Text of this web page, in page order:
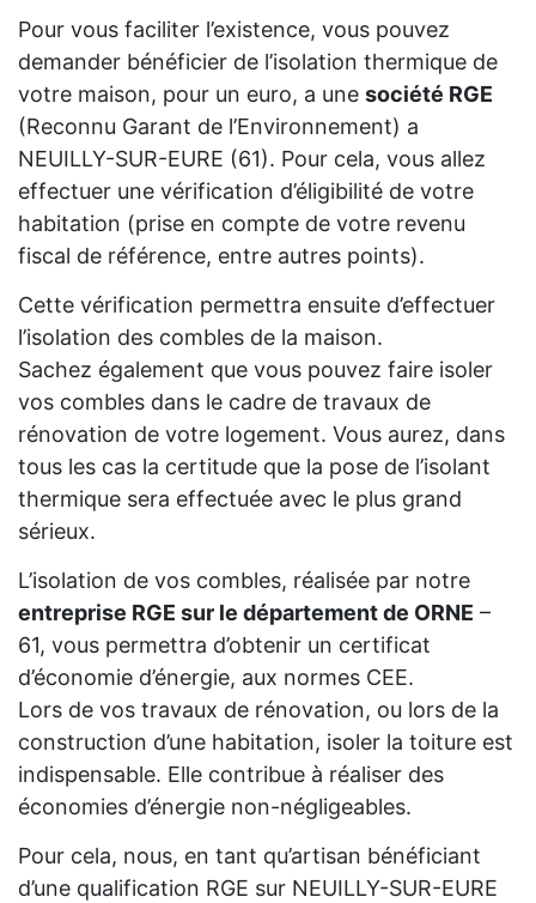
Pour vous faciliter l’existence, vous pouvez
demander bénéficier de l’isolation thermique de
votre maison, pour un euro, a une société RGE
(Reconnu Garant de l’Environnement) a
NEUILLY-SUR-EURE (61). Pour cela, vous allez
effectuer une vérification d’éligibilité de votre
habitation (prise en compte de votre revenu
fiscal de référence, entre autres points).
Cette vérification permettra ensuite d’effectuer
l’isolation des combles de la maison.
Sachez également que vous pouvez faire isoler
vos combles dans le cadre de travaux de
rénovation de votre logement. Vous aurez, dans
tous les cas la certitude que la pose de l’isolant
thermique sera effectuée avec le plus grand
sérieux.
L’isolation de vos combles, réalisée par notre
entreprise RGE sur le département de ORNE –
61, vous permettra d’obtenir un certificat
d’économie d’énergie, aux normes CEE.
Lors de vos travaux de rénovation, ou lors de la
construction d’une habitation, isoler la toiture est
indispensable. Elle contribue à réaliser des
économies d’énergie non-négligeables.
Pour cela, nous, en tant qu’artisan bénéficiant
d’une qualification RGE sur NEUILLY-SUR-EURE